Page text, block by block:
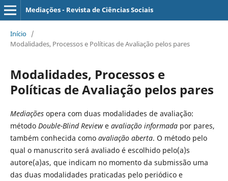
Mediações - Revista de Ciências Sociais
Início /
Modalidades, Processos e Políticas de Avaliação pelos pares
Modalidades, Processos e
Políticas de Avaliação pelos pares
Mediaçõesopera com duas modalidades de avaliação:
método Double-Blind Reviewe avaliação informadapor pares,
também conhecida como avaliação aberta. O método pelo
qual o manuscrito será avaliado é escolhido pelo(a)s
autore(a)as, que indicam no momento da submissão uma
das duas modalidades praticadas pelo periódico e